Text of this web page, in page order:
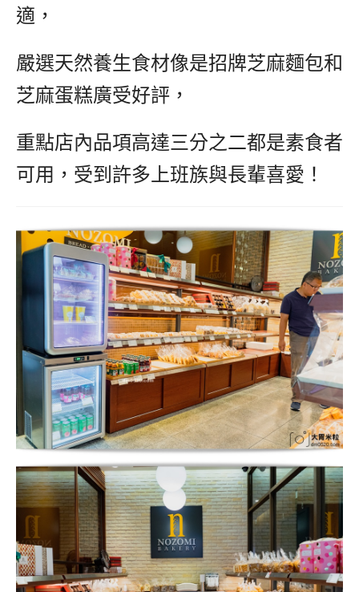
適，
嚴選天然養生食材像是招牌芝麻麵包和
芝麻蛋糕廣受好評，
重點店內品項高達三分之二都是素食者
可用，受到許多上班族與長輩喜愛！